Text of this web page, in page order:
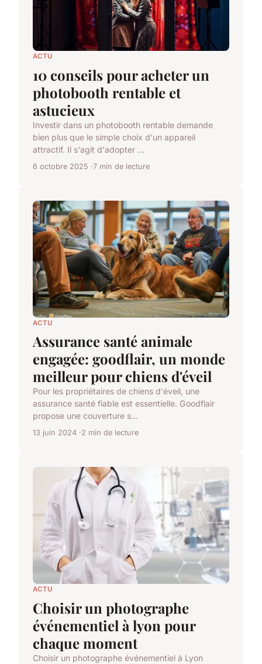
ACTU
10 conseils pour acheter un
photobooth rentable et
astucieux
Investir dans un photobooth rentable demande
bien plus que le simple choix d'un appareil
attractif. Il s'agit d'adopter ...
6 octobre 2025 7 min de lecture
ACTU
Assurance santé animale
engagée: goodflair, un monde
meilleur pour chiens d'éveil
Pour les propriétaires de chiens d'éveil, une
assurance santé fiable est essentielle. Goodflair
propose une couverture s...
13 juin 2024 2 min de lecture
ACTU
Choisir un photographe
événementiel à lyon pour
chaque moment
Choisir un photographe événementiel à Lyon